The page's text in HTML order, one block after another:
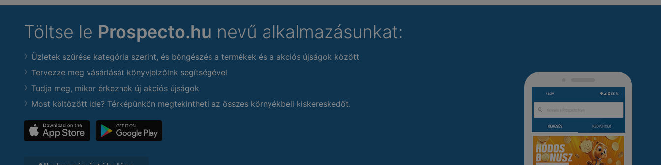
Töltse le Prospecto.hu nevű alkalmazásunkat:
Üzletek szűrése kategória szerint, és böngészés a termékek és a akciós újságok között
Tervezze meg vásárlását könyvjelzőink segítségével
Tudja meg, mikor érkeznek új akciós újságok
Most költözött ide? Térképünkön megtekintheti az összes környékbeli kiskereskedőt.